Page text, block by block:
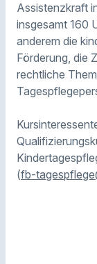
Assistenzkraft
insgesamt 160
anderem die
Förderung, die
rechtliche
(fb-